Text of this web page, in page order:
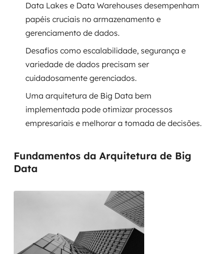
UX / UI design
Sustentar operações com eficiência
Sustentação de aplicações
SRE / DevOps
Monitoramento 24x7
Suporte a banco de dados
Billing Cloud
Gestão de infraestrutura
Pentest
Data Lakes e Data Warehouses desempenham
papéis cruciais no armazenamento e
gerenciamento de dados.
Desafios como escalabilidade, segurança e
variedade de dados precisam ser
cuidadosamente gerenciados.
Uma arquitetura de Big Data bem
implementada pode otimizar processos
empresariais e melhorar a tomada de decisões.
Fundamentos da Arquitetura de Big
Data